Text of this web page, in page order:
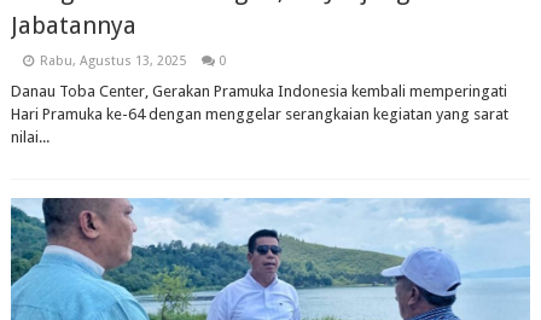
Jabatannya
Rabu, Agustus 13, 2025 0
Danau Toba Center, Gerakan Pramuka Indonesia kembali memperingati
Hari Pramuka ke-64 dengan menggelar serangkaian kegiatan yang sarat
nilai...